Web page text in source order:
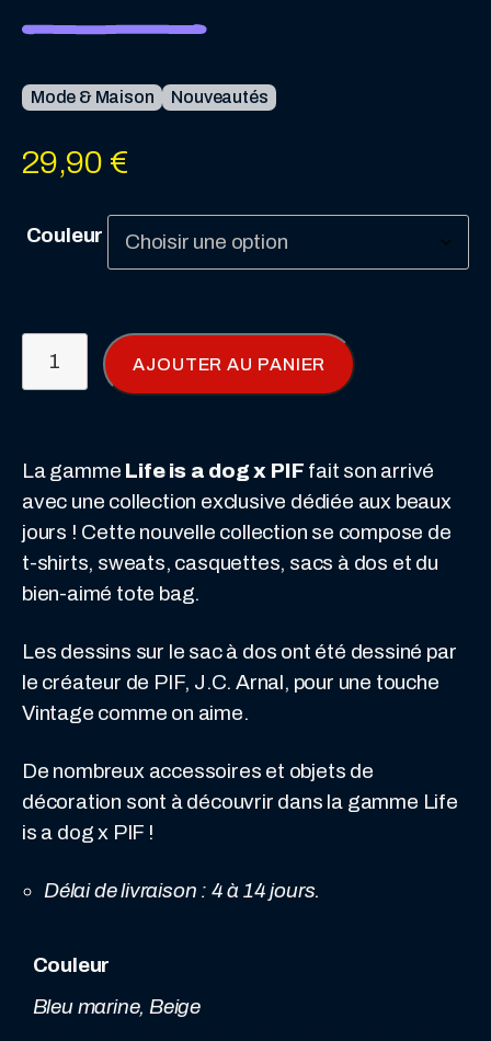
Mode & Maison Nouveautés
29,90 €
Couleur
dos
enfant
-
Pif
et
marguerite
!
AJOUTER AU PANIER
La gamme Life is a dog x PIF fait son arrivé
avec une collection exclusive dédiée aux beaux
jours ! Cette nouvelle collection se compose de
t-shirts, sweats, casquettes, sacs à dos et du
bien-aimé tote bag.
Les dessins sur le sac à dos ont été dessiné par
le créateur de PIF, J.C. Arnal, pour une touche
Vintage comme on aime.
De nombreux accessoires et objets de
décoration sont à découvrir dans la gamme Life
is a dog x PIF !
Délai de livraison : 4 à 14 jours.
Couleur
Bleu marine, Beige